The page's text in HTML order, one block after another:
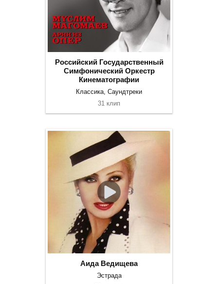
Российский Государственный
Симфонический Оркестр
Кинематографии
Классика, Саундтреки
31 клип
Аида Ведищева
Эстрада